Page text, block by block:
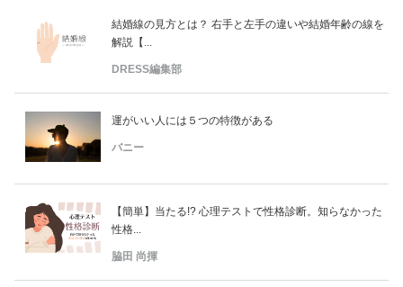
結婚線の見方とは？ 右手と左手の違いや結婚年齢の線を
解説【...
DRESS編集部
運がいい人には５つの特徴がある
バニー
【簡単】当たる!? 心理テストで性格診断。知らなかった
性格...
脇田 尚揮